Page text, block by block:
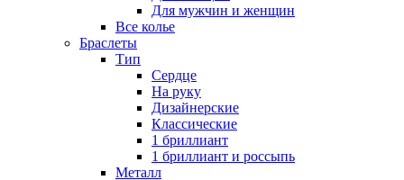
Для мужчин и женщин
Все колье
Браслеты
Тип
Сердце
На руку
Дизайнерские
Классические
1 бриллиант
1 бриллиант и россыпь
Металл